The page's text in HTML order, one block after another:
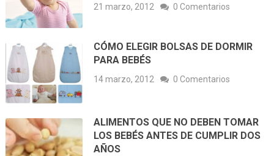
21 marzo, 2012 0 Comentarios
CÓMO ELEGIR BOLSAS DE DORMIR
PARA BEBÉS
14 marzo, 2012 0 Comentarios
ALIMENTOS QUE NO DEBEN TOMAR
LOS BEBÉS ANTES DE CUMPLIR DOS
AÑOS